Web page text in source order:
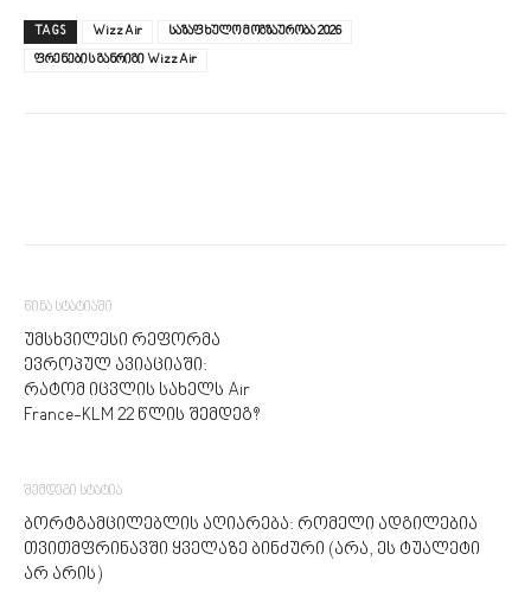
TAGS Wizz Air
საზაფხულო მოგზაურობა 2026
ფრენების განრიგი Wizz Air
წინა სტატიაში
უმსხვილესი რეფორმა
ევროპულ ავიაციაში:
რატომ იცვლის სახელს Air
France-KLM 22 წლის შემდეგ?
შემდეგი სტატია
ბორტგამცილებლის აღიარება: რომელი ადგილებია
თვითმფრინავში ყველაზე ბინძური (არა, ეს ტუალეტი
არ არის)